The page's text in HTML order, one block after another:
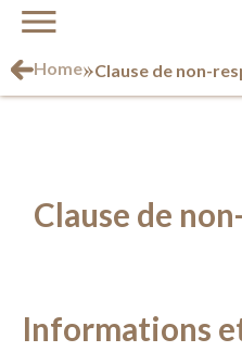
Home»Clause de non-
Clause de
Informations